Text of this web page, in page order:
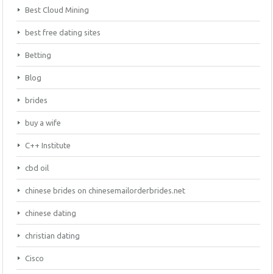
Best Cloud Mining
best free dating sites
Betting
Blog
brides
buy a wife
C++ Institute
cbd oil
chinese brides on chinesemailorderbrides.net
chinese dating
christian dating
Cisco